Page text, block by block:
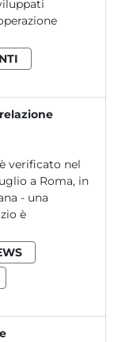
verificato nel
a Roma, in
- una
è